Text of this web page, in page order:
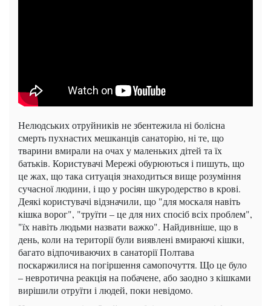
Нелюдських отруйників не збентежила ні болісна
смерть пухнастих мешканців санаторію, ні те, що
тварини вмирали на очах у маленьких дітей та їх
батьків. Користувачі Мережі обурюються і пишуть, що
це жах, що така ситуація знаходиться вище розуміння
сучасної людини, і що у росіян шкуродерство в крові.
Деякі користувачі відзначили, що "для москаля навіть
кішка ворог", "труїти – це для них спосіб всіх проблем",
"їх навіть людьми назвати важко". Найдивніше, що в
день, коли на території були виявлені вмираючі кішки,
багато відпочиваючих в санаторії Полтава
поскаржилися на погіршення самопочуття. Що це було
– невротична реакція на побачене, або заодно з кішками
вирішили отруїти і людей, поки невідомо.